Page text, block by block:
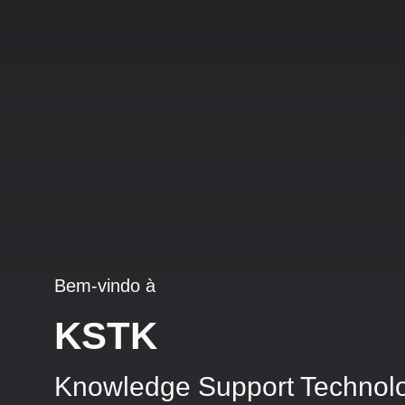
Bem-vindo à
KSTK
Knowledge Support